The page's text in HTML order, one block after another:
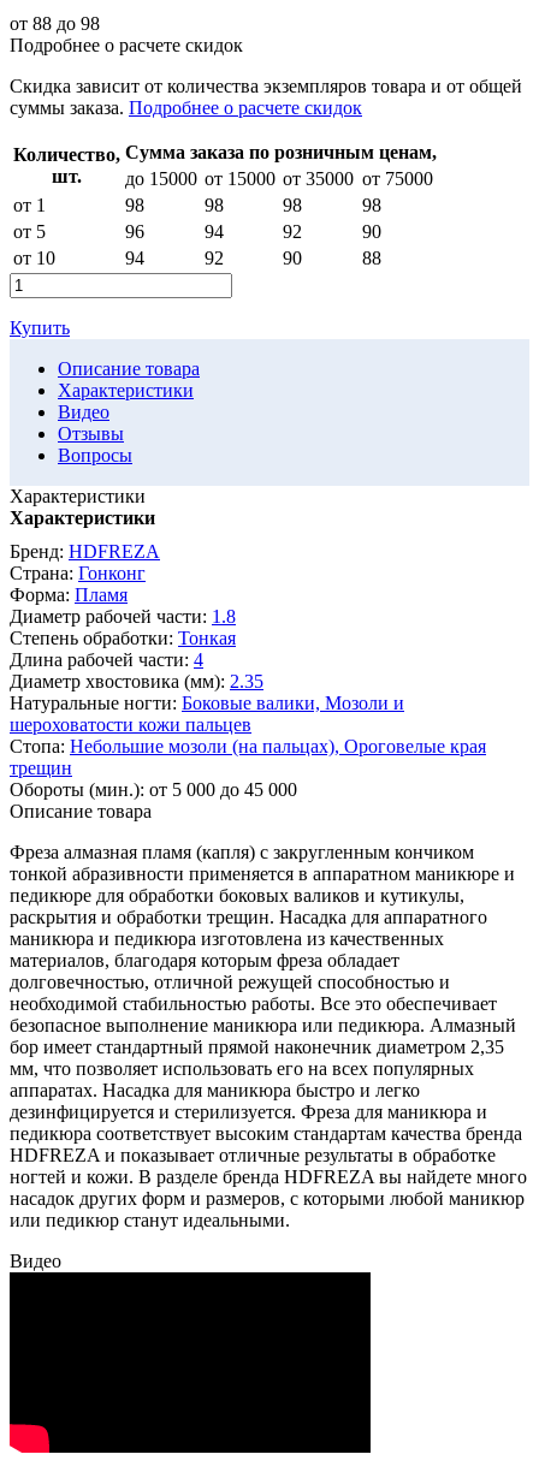
Характеристики
Характеристики
Бренд: HDFREZA
Страна: Гонконг
Форма: Пламя
Диаметр рабочей части: 1.8
Степень обработки: Тонкая
Длина рабочей части: 4
Диаметр хвостовика (мм): 2.35
Натуральные ногти: Боковые валики, Мозоли и
шероховатости кожи пальцев
Стопа: Небольшие мозоли (на пальцах), Ороговелые края
трещин
Обороты (мин.): от 5 000 до 45 000
от 88 до 98
Подробнее о расчете скидок
Скидка зависит от количества экземпляров товара и от общей
суммы заказа. Подробнее о расчете скидок
Количество,
шт.
Сумма заказа по розничным ценам,
до 15000 от 15000 от 35000 от 75000
от 1
98 98 98
98
от 5
96 94 92
90
от 10
94 92 90 88
Купить
Описание товара
Характеристики
Видео
Отзывы
Вопросы
Описание товара
Фреза алмазная пламя (капля) с закругленным кончиком
тонкой абразивности применяется в аппаратном маникюре и
педикюре для обработки боковых валиков и кутикулы,
раскрытия и обработки трещин. Насадка для аппаратного
маникюра и педикюра изготовлена из качественных
материалов, благодаря которым фреза обладает
долговечностью, отличной режущей способностью и
необходимой стабильностью работы. Все это обеспечивает
безопасное выполнение маникюра или педикюра. Алмазный
бор имеет стандартный прямой наконечник диаметром 2,35
мм, что позволяет использовать его на всех популярных
аппаратах. Насадка для маникюра быстро и легко
дезинфицируется и стерилизуется. Фреза для маникюра и
педикюра соответствует высоким стандартам качества бренда
HDFREZA и показывает отличные результаты в обработке
ногтей и кожи. В разделе бренда HDFREZA вы найдете много
насадок других форм и размеров, с которыми любой маникюр
или педикюр станут идеальными.
Видео